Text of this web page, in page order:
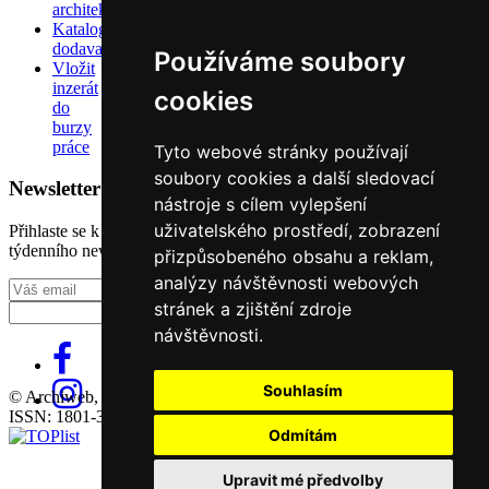
Používáme soubory
cookies
Tyto webové stránky používají
soubory cookies a další sledovací
nástroje s cílem vylepšení
uživatelského prostředí, zobrazení
přizpůsobeného obsahu a reklam,
analýzy návštěvnosti webových
stránek a zjištění zdroje
návštěvnosti.
Souhlasím
Odmítám
Upravit mé předvolby
architektů
Katalog
dodavatelů
Vložit
inzerát
do
burzy
práce
Newsletter
Přihlaste se k odběru našeho pravidelného
týdenního newsletteru:
Fill in „nospam“
© Archiweb, s.r.o. 1997-2026
ISSN: 1801-3902